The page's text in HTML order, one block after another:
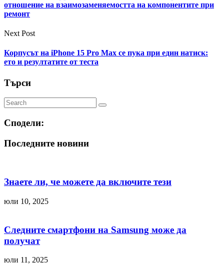
отношение на взаимозаменяемостта на компонентите при
ремонт
Next Post
Корпусът на iPhone 15 Pro Max се пука при един натиск:
ето и резултатите от теста
Търси
Сподели:
Последните новини
Знаете ли, че можете да включите тези
юли 10, 2025
Следните смартфони на Samsung може да
получат
юли 11, 2025